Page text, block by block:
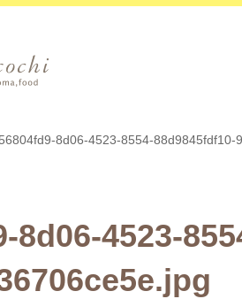
56804fd9-8d06-4523-8554-88d9845fdf10-
8d06-4523-